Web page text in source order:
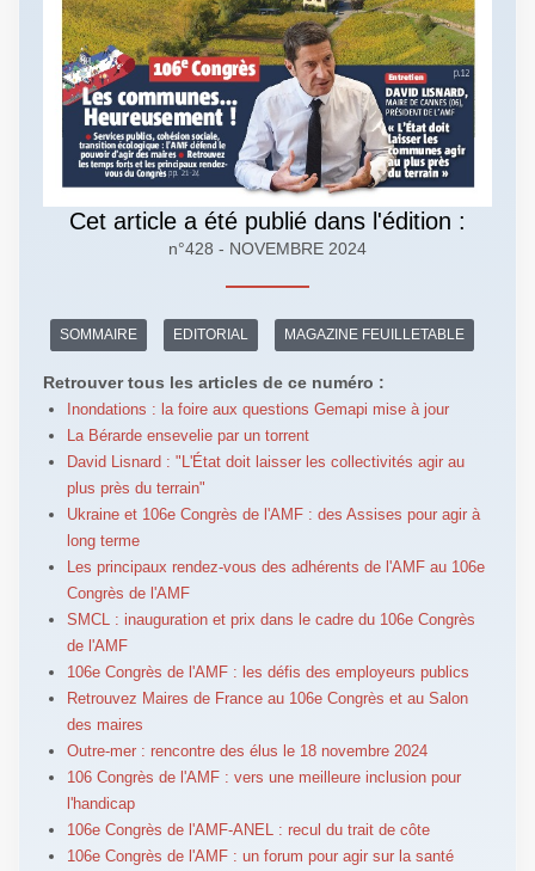
Cet article a été publié dans l'édition :
n°428 - NOVEMBRE 2024
SOMMAIRE EDITORIAL MAGAZINE FEUILLETABLE
Retrouver tous les articles de ce numéro :
Inondations : la foire aux questions Gemapi mise à jour
La Bérarde ensevelie par un torrent
David Lisnard : "L'État doit laisser les collectivités agir au
plus près du terrain"
Ukraine et 106e Congrès de l'AMF : des Assises pour agir à
long terme
Les principaux rendez-vous des adhérents de l'AMF au 106e
Congrès de l'AMF
SMCL : inauguration et prix dans le cadre du 106e Congrès
de l'AMF
106e Congrès de l'AMF : les défis des employeurs publics
Retrouvez Maires de France au 106e Congrès et au Salon
des maires
Outre-mer : rencontre des élus le 18 novembre 2024
106 Congrès de l'AMF : vers une meilleure inclusion pour
l'handicap
106e Congrès de l'AMF-ANEL : recul du trait de côte
106e Congrès de l'AMF : un forum pour agir sur la santé